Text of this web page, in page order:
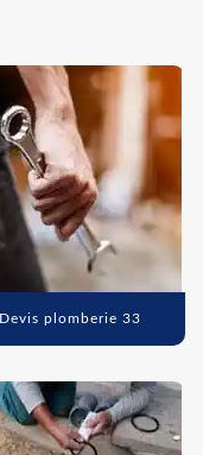
Devis plomberie 33